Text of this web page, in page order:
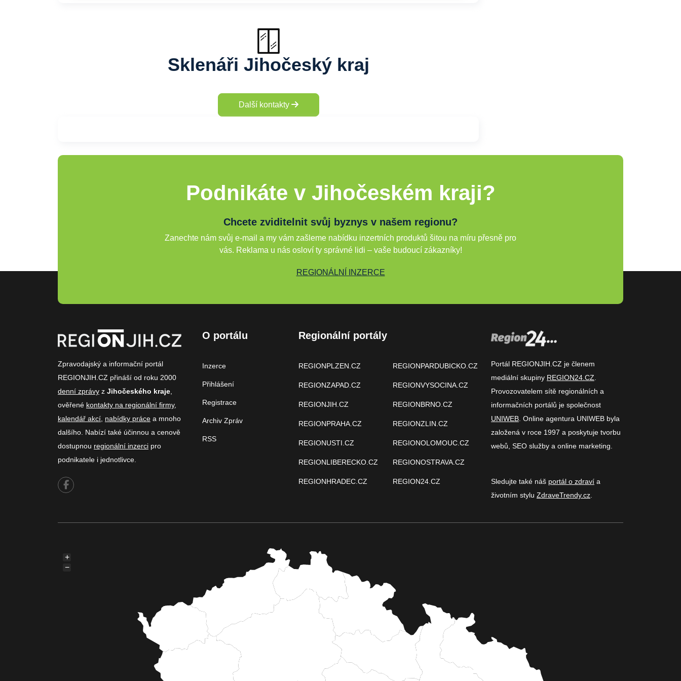
Sklenáři Jihočeský kraj
Další kontakty
Podnikáte v Jihočeském kraji?
Chcete zviditelnit svůj byznys v našem regionu?
Zanechte nám svůj e-mail a my vám zašleme nabídku inzertních produktů šitou na míru přesně pro
vás. Reklama u nás osloví ty správné lidi – vaše budoucí zákazníky!
REGIONÁLNÍ INZERCE
Zpravodajský a informační portál
REGIONJIH.CZ přináší od roku 2000
denní zprávy z Jihočeského kraje
ověřené kontakty na regionální firmy,
kalendář akcí nabídky práce a mnoho
dalšího. Nabízí také účinnou a cenově
dostupnou regionální inzerci pro
podnikatele i jednotlivce.
O portálu
Inzerce
Přihlášení
Registrace
Archiv Zpráv
RSS
Regionální portály
REGIONPLZEN.CZ
REGIONZAPAD.CZ
REGIONJIH.CZ
REGIONPRAHA.CZ
REGIONUSTI.CZ
REGIONLIBERECKO.CZ
REGIONHRADEC.CZ
REGIONPARDUBICKO.CZ
REGIONVYSOCINA.CZ
REGIONBRNO.CZ
REGIONZLIN.CZ
REGIONOLOMOUC.CZ
REGIONOSTRAVA.CZ
REGION24.CZ
Portál REGIONJIH.CZ je členem
mediální skupiny REGION24.CZ
Provozovatelem sítě regionálních a
informačních portálů je společnost
UNIWEB . Online agentura UNIWEB byla
založená v roce 1997 a poskytuje tvorbu
webů, SEO služby a online marketing.
Sledujte také náš portál o zdraví a
životním stylu ZdraveTrendy.cz
+
−